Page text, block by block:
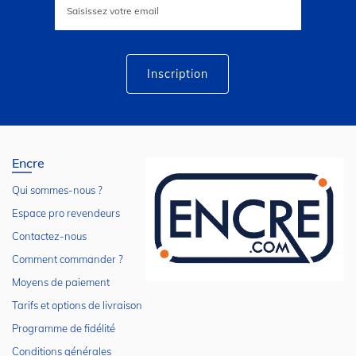
lettre
Inscription
Encre
Qui sommes-nous ?
Espace pro revendeurs
Contactez-nous
Comment commander ?
Moyens de paiement
Tarifs et options de livraison
Programme de fidélité
Conditions générales